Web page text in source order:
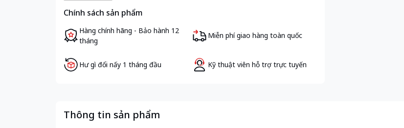
Chính sách sản phẩm
Hàng chính hãng - Bảo hành 12
tháng
Miễn phí giao hàng toàn quốc
Hư gì đổi nấy 1 tháng đầu Kỹ thuật viên hỗ trợ trực tuyến
Thông tin sản phẩm